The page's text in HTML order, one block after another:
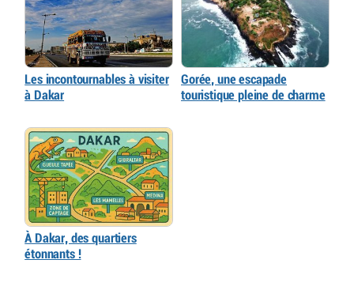
Les incontournables à visiter
à Dakar
Gorée, une escapade
touristique pleine de charme
À Dakar, des quartiers
étonnants !